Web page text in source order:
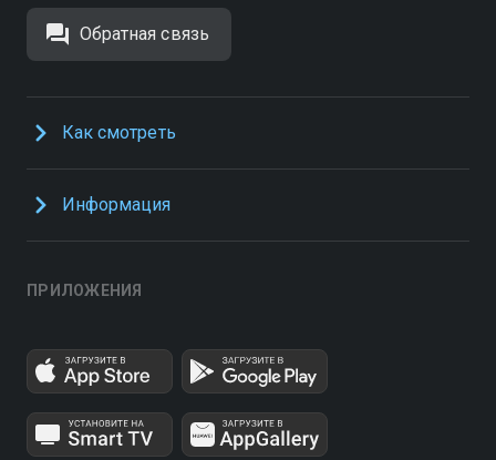
Обратная связь
Как смотреть
Информация
ПРИЛОЖЕНИЯ